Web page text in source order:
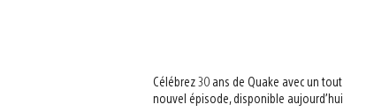
Célébrez 30 ans de Quake avec un tout
nouvel épisode, disponible aujourd’hui